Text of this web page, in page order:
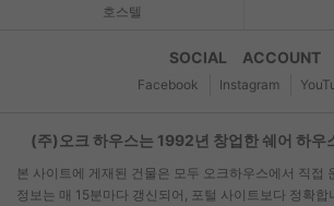
호스텔
SOCIAL ACCOUNT
Facebook Instagram
(주)오크 하우스는 1992년 창업한 쉐어 하우
본 사이트에 게재된 건물은 모두 오크하우스에서 직접
정보는 매 15분마다 갱신되어, 포털 사이트보다 정확합